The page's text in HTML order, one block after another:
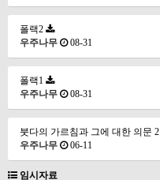
폴랙2
우주나무
08-31
폴랙1
우주나무
08-31
붓다의 가르침과 그에 대한 의문 2
우주나무
06-11
임시자료